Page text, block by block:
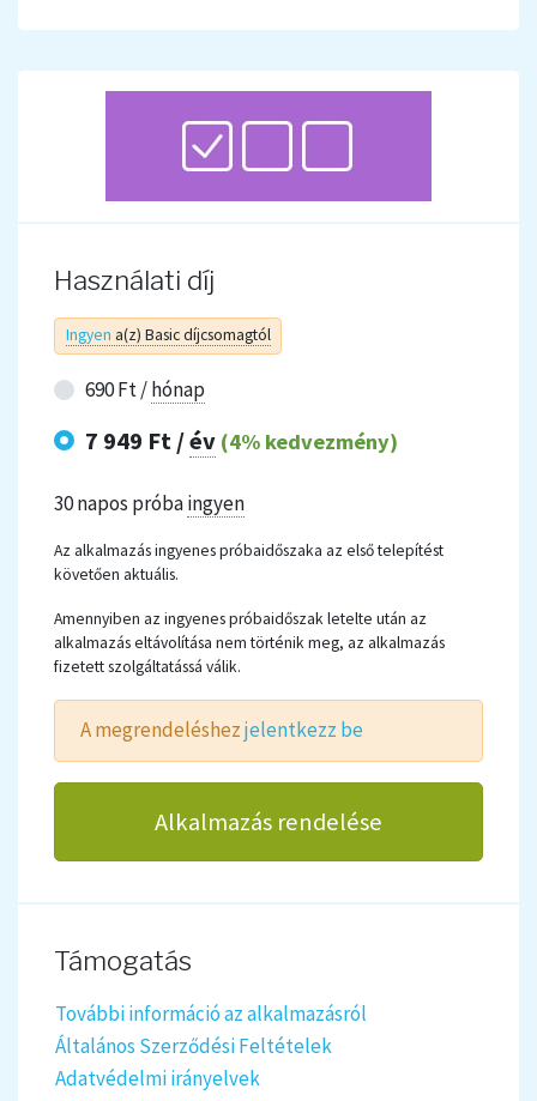
Használati díj
Ingyen a(z) Basic díjcsomagtól
690 Ft /hónap
7 949 Ft /év(4% kedvezmény)
30 napos próbaingyen
Az alkalmazás ingyenes próbaidőszaka az első telepítést
követően aktuális.
Amennyiben az ingyenes próbaidőszak letelte után az
alkalmazás eltávolítása nem történik meg, az alkalmazás
fizetett szolgáltatássá válik.
A megrendeléshezjelentkezz be
Alkalmazás rendelése
Támogatás
További információ az alkalmazásról
Általános Szerződési Feltételek
Adatvédelmi irányelvek